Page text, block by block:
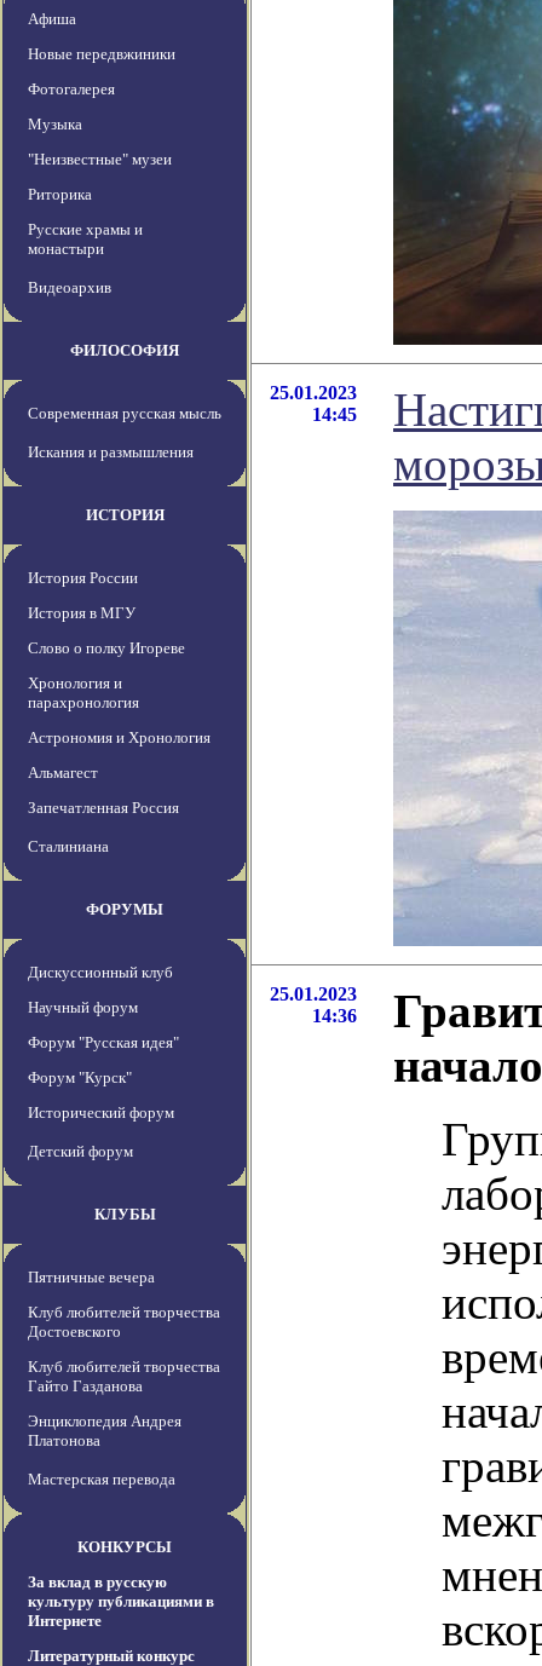
Афиша
Новые передвжиники
Фотогалерея
Музыка
"Неизвестные" музеи
Риторика
Русские храмы и
монастыри
Видеоархив
ФИЛОСОФИЯ
Современная русская мысль
Искания и размышления
ИСТОРИЯ
История России
История в МГУ
Слово о полку Игореве
Хронология и
парахронология
Астрономия и Хронология
Альмагест
Запечатленная Россия
Сталиниана
ФОРУМЫ
Дискуссионный клуб
Научный форум
Форум "Русская идея"
Форум "Курск"
Исторический форум
Детский форум
КЛУБЫ
Пятничные вечера
Клуб любителей творчества
Достоевского
Клуб любителей творчества
Гайто Газданова
Энциклопедия Андрея
Платонова
Мастерская перевода
КОНКУРСЫ
За вклад в русскую
культуру публикациями в
Интернете
Литературный конкурс
25.01.2023
14:45
25.01.2023
14:36